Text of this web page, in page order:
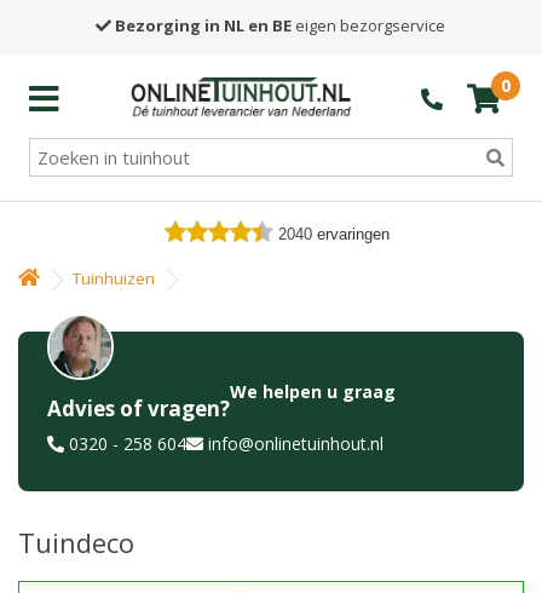
Bezorging in NL en BE eigen bezorgservice
0
2040 ervaringen
Tuinhuizen
Advies of vragen?
We helpen u graag
0320 - 258 604 info@onlinetuinhout.nl
Tuindeco